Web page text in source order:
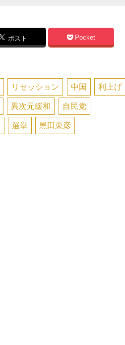
ポスト Pocket
リセッション 中国 利上げ
異次元緩和 自民党
選挙 黒田東彦